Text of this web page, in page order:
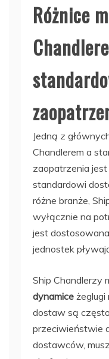
Różnice
Jedną z
Chandlerem a
zaopatrzenia jest
standardowi
różne branże,
wyłącznie na
jest
jednostek
Ship Chandlerzy
dynamice żeglugi
dostaw są
przeciwieństwie
dostawców,